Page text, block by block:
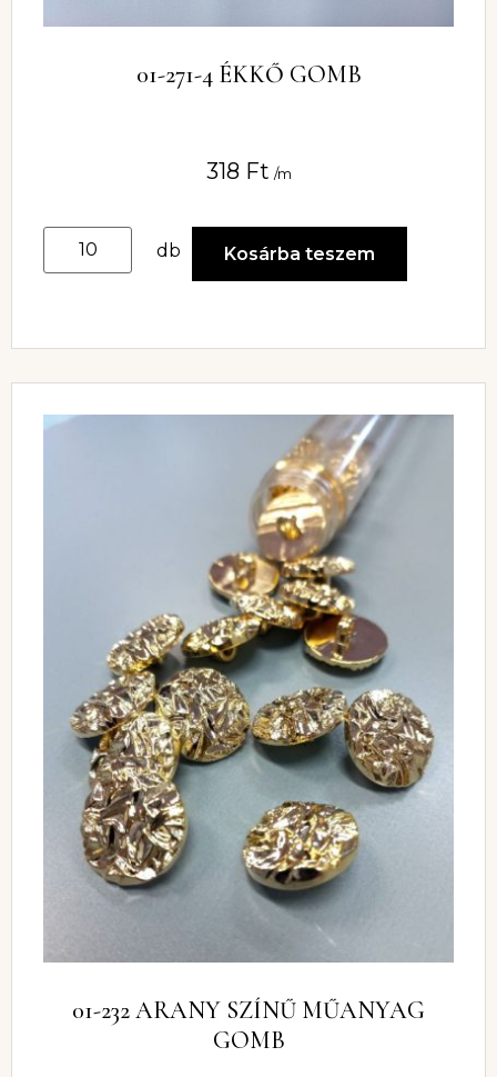
01-271-4 ÉKKŐ GOMB
318 Ft /m
db Kosárba teszem
01-232 ARANY SZÍNŰ MŰANYAG
GOMB